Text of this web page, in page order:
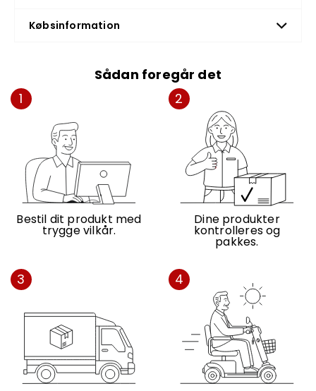
Købsinformation
Sådan foregår det
1
Bestil dit produkt med
trygge vilkår.
2
Dine produkter
kontrolleres og
pakkes.
3 4